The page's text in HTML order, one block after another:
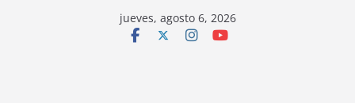
jueves, agosto 6, 2026